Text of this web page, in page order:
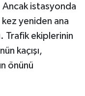
Ancak istasyonda
kez yeniden ana
Trafik ekiplerinin
kaçışı,
önünü